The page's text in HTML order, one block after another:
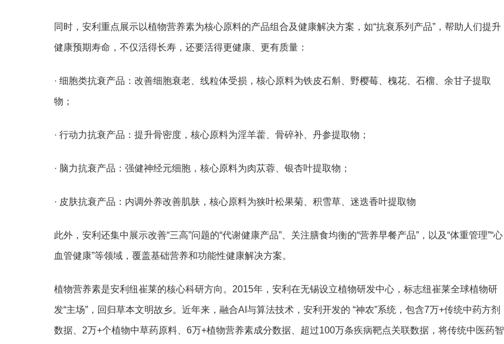
同时，安利重点展示以植物营养素为核心原料的产品组合及健康解决方案，如“抗衰系列产品”，帮助人们提升
健康预期寿命，不仅活得长寿，还要活得更健康、更有质量：
· 细胞类抗衰产品：改善细胞衰老、线粒体受损，核心原料为铁皮石斛、野樱莓、槐花、石榴、余甘子提取
物；
· 行动力抗衰产品：提升骨密度，核心原料为淫羊藿、骨碎补、丹参提取物；
· 脑力抗衰产品：强健神经元细胞，核心原料为肉苁蓉、银杏叶提取物；
· 皮肤抗衰产品：内调外养改善肌肤，核心原料为狭叶松果菊、积雪草、迷迭香叶提取物
此外，安利还集中展示改善“三高”问题的“代谢健康产品”、关注膳食均衡的“营养早餐产品”，以及“体重管理”“心
血管健康”等领域，覆盖基础营养和功能性健康解决方案。
植物营养素是安利纽崔莱的核心科研方向。2015年，安利在无锡设立植物研发中心，标志纽崔莱全球植物研
发“主场”，回归草本文明故乡。近年来，融合AI与算法技术，安利开发的 “神农”系统，包含7万+传统中药方剂
数据、2万+个植物中草药原料、6万+植物营养素成分数据、超过100万条疾病靶点关联数据，将传统中医药智